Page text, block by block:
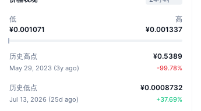
低
¥0.001071
高
¥0.001337
历史高点
May 29, 2023 (3y ago)
¥0.5389
-99.78%
历史低点
Jul 13, 2026 (25d ago)
¥0.0008732
+37.69%